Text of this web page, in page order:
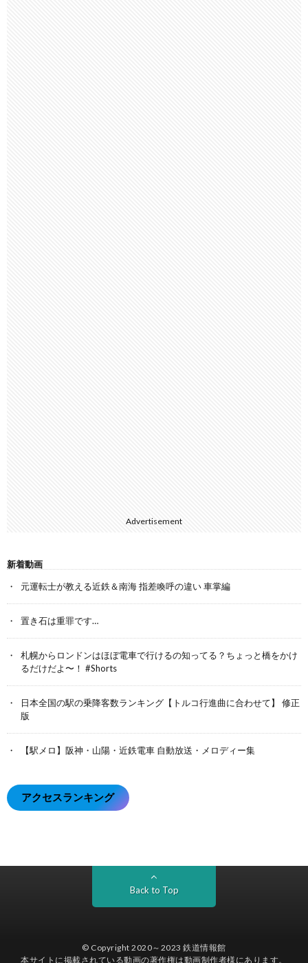
Advertisement
新着動画
元運転士が教える近鉄＆南海 指差喚呼の違い 車掌編
置き石は重罪です…
札幌からロンドンはほぼ電車で行けるの知ってる？ちょっと橋をかけ
るだけだよ〜！ #Shorts
日本全国の駅の乗降客数ランキング【トルコ行進曲に合わせて】 修正
版
【駅メロ】阪神・山陽・近鉄電車 自動放送・メロディー集
アクセスランキング
Back to Top
© Copyright 2020～2023鉄道情報館
本サイトに掲載されている動画の著作権は動画制作者様にあります。